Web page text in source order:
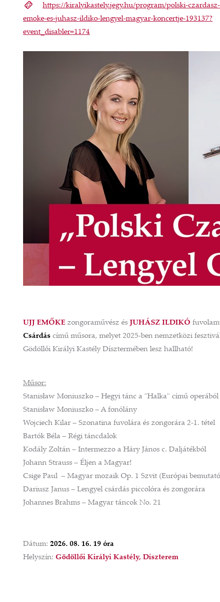
https://kiralyikastely.jegy.hu/program/polski-
emoke-es-juhasz-ildiko-lengyel-magyar-koncertje-193137?
event_disabler=1174
UJJ EMŐKE zongoraművész és JUHÁSZ ILDIKÓ
Csárdás című műsora, melyet 2025-ben nemzetközi
Gödöllői Királyi Kastély Dísztermében lesz hallható!
Műsor:
Stanisław Moniuszko – Hegyi tánc a "Halka" című operából
Stanisław Moniuszko – A fonólány
Wojciech Kilar – Szonatina fuvolára és zongorára 2-1. tétel
Bartók Béla – Régi táncdalok
Kodály Zoltán – Intermezzo a Háry János c. Daljátékból
Johann Strauss – Éljen a Magyar!
Csige Paul – Magyar mozaik Op. 1 Szvit (Európai
Dariusz Janus – Lengyel csárdás piccolóra és zongorára
Johannes Brahms – Magyar táncok No. 21
Dátum: 2026. 08. 16. 19 óra
Helyszín: Gödöllői Királyi Kastély, Díszterem